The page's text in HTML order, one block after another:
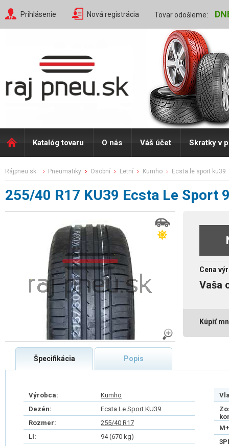
Prihlásenie Nová registrácia Tovar odošleme:
Katalóg tovaru O nás Váš účet Skratky v
rájpneu.sk pneumatiky osobní letní kumho ecsta le sport ku39
255/40 R17 KU39 Ecsta Le Sport
Cena
Vaša
Kúpiť
Špecifikácia Popis
Výrobca:
Kumho
Dezén:
Ecsta Le Sport KU39
Rozmer:
255/40 R17
LI:
94 (670 kg)